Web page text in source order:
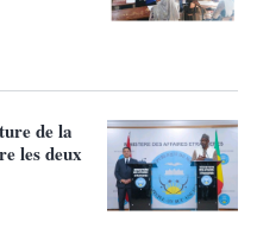
de la
les deux